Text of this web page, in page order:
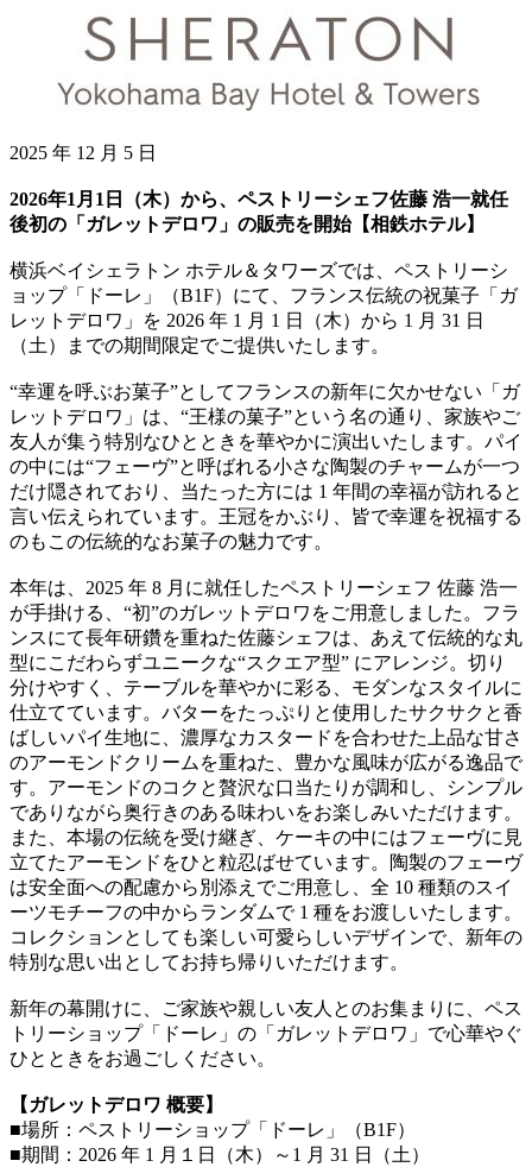
2025 年 12 月 5 日
2026年1月1日（木）から、ペストリーシェフ佐藤 浩一就任
後初の「ガレットデロワ」の販売を開始【相鉄ホテル】
横浜ベイシェラトン ホテル＆タワーズでは、ペストリーシ
ョップ「ドーレ」（B1F）にて、フランス伝統の祝菓子「ガ
レットデロワ」を 2026 年 1 月 1 日（木）から 1 月 31 日
（土）までの期間限定でご提供いたします。
“幸運を呼ぶお菓子”としてフランスの新年に欠かせない「ガ
レットデロワ」は、“王様の菓子”という名の通り、家族やご
友人が集う特別なひとときを華やかに演出いたします。パイ
の中には“フェーヴ”と呼ばれる小さな陶製のチャームが一つ
だけ隠されており、当たった方には 1 年間の幸福が訪れると
言い伝えられています。王冠をかぶり、皆で幸運を祝福する
のもこの伝統的なお菓子の魅力です。
本年は、2025 年 8 月に就任したペストリーシェフ 佐藤 浩一
が手掛ける、“初”のガレットデロワをご用意しました。フラ
ンスにて長年研鑽を重ねた佐藤シェフは、あえて伝統的な丸
型にこだわらずユニークな“スクエア型” にアレンジ。切り
分けやすく、テーブルを華やかに彩る、モダンなスタイルに
仕立てています。バターをたっぷりと使用したサクサクと香
ばしいパイ生地に、濃厚なカスタードを合わせた上品な甘さ
のアーモンドクリームを重ねた、豊かな風味が広がる逸品で
す。アーモンドのコクと贅沢な口当たりが調和し、シンプル
でありながら奥行きのある味わいをお楽しみいただけます。
また、本場の伝統を受け継ぎ、ケーキの中にはフェーヴに見
立てたアーモンドをひと粒忍ばせています。陶製のフェーヴ
は安全面への配慮から別添えでご用意し、全 10 種類のスイ
ーツモチーフの中からランダムで 1 種をお渡しいたします。
コレクションとしても楽しい可愛らしいデザインで、新年の
特別な思い出としてお持ち帰りいただけます。
新年の幕開けに、ご家族や親しい友人とのお集まりに、ペス
トリーショップ「ドーレ」の「ガレットデロワ」で心華やぐ
ひとときをお過ごしください。
【ガレットデロワ 概要】
■場所：ペストリーショップ「ドーレ」（B1F）
■期間：2026 年 1 月１日（木）～1 月 31 日（土）